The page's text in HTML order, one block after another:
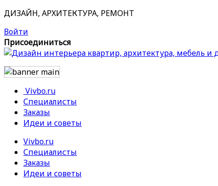
ДИЗАЙН, АРХИТЕКТУРА, РЕМОНТ
Войти
Присоединиться
Vivbo.ru
Специалисты
Заказы
Идеи и советы
Vivbo.ru
Специалисты
Заказы
Идеи и советы